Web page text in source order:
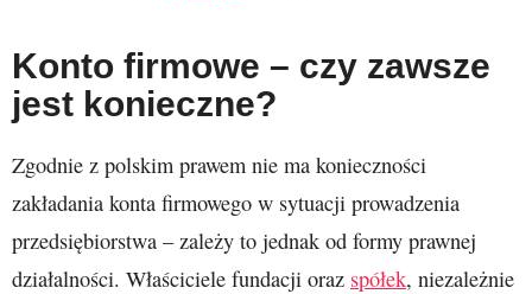
Konto firmowe – czy zawsze
jest konieczne?
Zgodnie z polskim prawem nie ma konieczności
zakładania konta firmowego w sytuacji prowadzenia
przedsiębiorstwa – zależy to jednak od formy prawnej
działalności. Właściciele fundacji oraz spółek, niezależnie